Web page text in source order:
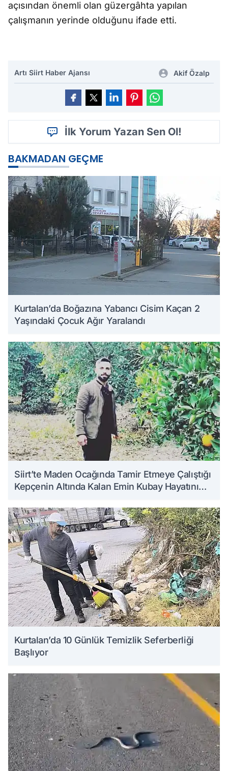
açısından önemli olan güzergâhta yapılan
çalışmanın yerinde olduğunu ifade etti.
Artı Siirt Haber Ajansı Akif Özalp
İlk Yorum Yazan Sen Ol!
BAKMADAN GEÇME
Kurtalan’da Boğazına Yabancı Cisim Kaçan 2
Yaşındaki Çocuk Ağır Yaralandı
Siirt’te Maden Ocağında Tamir Etmeye Çalıştığı
Kepçenin Altında Kalan Emin Kubay Hayatını
Kurtalan’da 10 Günlük Temizlik Seferberliği
Başlıyor